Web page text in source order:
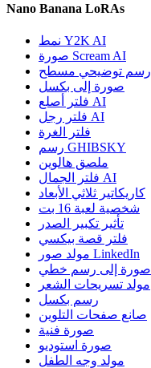
Nano Banana LoRAs
نمط Y2K AI
صورة Scream AI
رسم توضيحي مسطح
صورة إلى بكسل
فلتر أصلع AI
فلتر رجل AI
فلتر الغرة
رسم GHIBSKY
ملصق هالوين
فلتر الجمال AI
كاريكاتير ثلاثي الأبعاد
شخصية لعبة 16 بت
تأثير تكبير الصدر
فلتر قصة بيكسي
مولد صور LinkedIn
صورة إلى رسم خطي
مولد تسريحات الشعر
رسم بكسل
صانع صفحات التلوين
صورة فنية
صورة استوديو
مولد وجه الطفل